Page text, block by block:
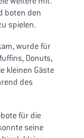
boten den
spielen.
wurde für
Donuts,
kleinen Gäste
des
für die
seine